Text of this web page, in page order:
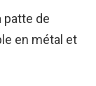
patte de
en métal et